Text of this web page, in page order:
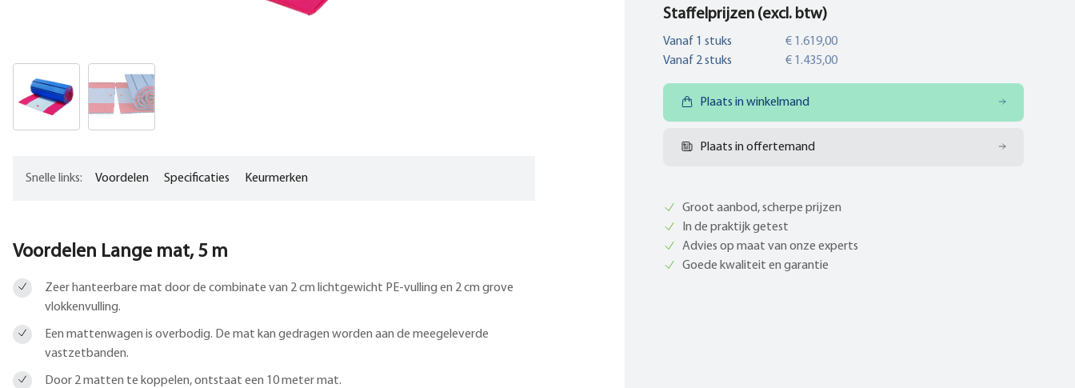
Staffelprijzen (excl. btw)
Vanaf 1 stuks
€ 1.619,00
Vanaf 2stuks € 1.435,00
Plaats in winkelmand
Plaats in offertemand
Groot aanbod, scherpe prijzen
In de praktijk getest
Advies op maat van onze experts
Goede kwaliteit en garantie
Snelle links: Voordelen Specificaties Keurmerken
Voordelen Lange mat, 5 m
Zeer hanteerbare mat door de combinate van 2 cm lichtgewicht PE-vulling en 2 cm grove
vlokkenvulling.
Een mattenwagen is overbodig. De mat kan gedragen worden aan de meegeleverde
vastzetbanden.
Door 2 matten te koppelen, ontstaat een 10 meter mat.